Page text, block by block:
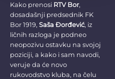
Kako prenosi RTV Bor,
dosadašnji predsednik FK
Bor 1919, Saša Đorđević, iz
ličnih razloga je podneo
neopozivu ostavku na svojoj
poziciji, a kako i sam navodi,
veruje da će novo
rukovodstvo kluba, na čelu